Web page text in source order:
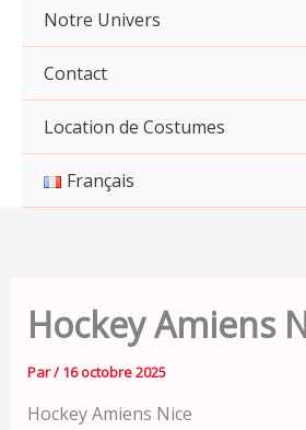
Notre Univers
Contact
Location de Costumes
Français
Hockey Amiens
Par/ 16 octobre 2025
Hockey Amiens Nice